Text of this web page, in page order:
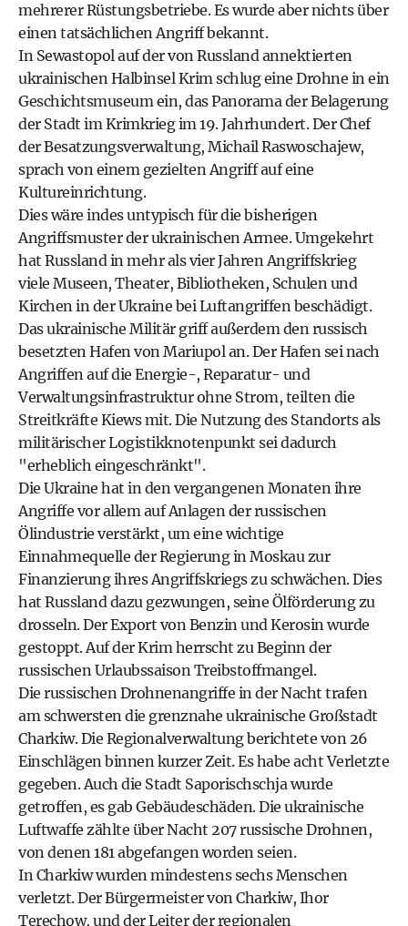
mehrerer Rüstungsbetriebe. Es wurde aber nichts über
einen tatsächlichen Angriff bekannt.
In Sewastopol auf der von Russland annektierten
ukrainischen Halbinsel Krim schlug eine Drohne in ein
Geschichtsmuseum ein, das Panorama der Belagerung
der Stadt im Krimkrieg im 19. Jahrhundert. Der Chef
der Besatzungsverwaltung, Michail Raswoschajew,
sprach von einem gezielten Angriff auf eine
Kultureinrichtung.
Dies wäre indes untypisch für die bisherigen
Angriffsmuster der ukrainischen Armee. Umgekehrt
hat Russland in mehr als vier Jahren Angriffskrieg
viele Museen, Theater, Bibliotheken, Schulen und
Kirchen in der Ukraine bei Luftangriffen beschädigt.
Das ukrainische Militär griff außerdem den russisch
besetzten Hafen von Mariupol an. Der Hafen sei nach
Angriffen auf die Energie-, Reparatur- und
Verwaltungsinfrastruktur ohne Strom, teilten die
Streitkräfte Kiews mit. Die Nutzung des Standorts als
militärischer Logistikknotenpunkt sei dadurch
"erheblich eingeschränkt".
Die Ukraine hat in den vergangenen Monaten ihre
Angriffe vor allem auf Anlagen der russischen
Ölindustrie verstärkt, um eine wichtige
Einnahmequelle der Regierung in Moskau zur
Finanzierung ihres Angriffskriegs zu schwächen. Dies
hat Russland dazu gezwungen, seine Ölförderung zu
drosseln. Der Export von Benzin und Kerosin wurde
gestoppt. Auf der Krim herrscht zu Beginn der
russischen Urlaubssaison Treibstoffmangel.
Die russischen Drohnenangriffe in der Nacht trafen
am schwersten die grenznahe ukrainische Großstadt
Charkiw. Die Regionalverwaltung berichtete von 26
Einschlägen binnen kurzer Zeit. Es habe acht Verletzte
gegeben. Auch die Stadt Saporischschja wurde
getroffen, es gab Gebäudeschäden. Die ukrainische
Luftwaffe zählte über Nacht 207 russische Drohnen,
von denen 181 abgefangen worden seien.
In Charkiw wurden mindestens sechs Menschen
verletzt. Der Bürgermeister von Charkiw, Ihor
Terechow, und der Leiter der regionalen